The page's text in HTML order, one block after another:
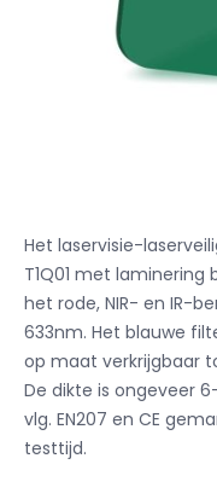
Het laservisie-
T1Q01 met
het rode, NIR- en IR-
633nm. Het blauwe
op maat verkrijgbaar
De dikte is ongeveer
vlg. EN207 en CE
testtijd.